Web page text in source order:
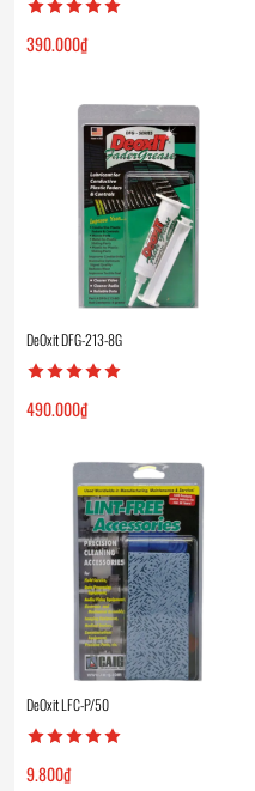
390.000₫
DeOxit DFG-213-8G
490.000₫
DeOxit LFC-P/50
9.800₫